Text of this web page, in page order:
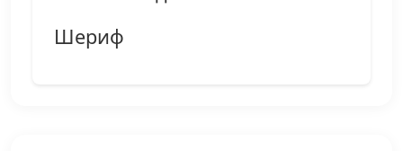
Шериф